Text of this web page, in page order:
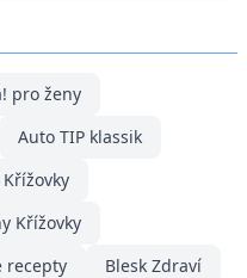
pro ženy
Auto TIP klassik
Křížovky
Křížovky
recepty
Blesk Zdraví